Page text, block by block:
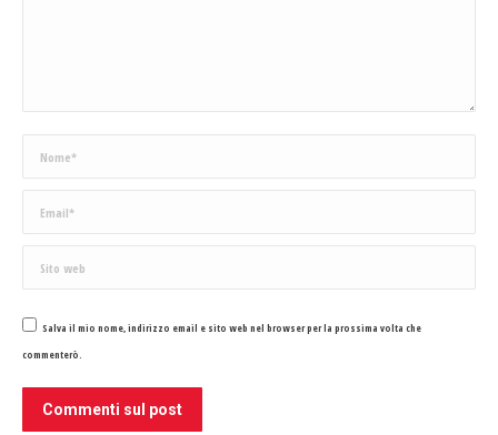
Nome *
Email *
Sito web
Salva il mio nome, indirizzo email e sito web nel browser per la prossima volta che
commenterò.
Commenti sul post